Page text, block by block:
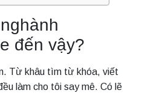
đến vậy?
Từ khâu tìm từ khóa, viết
làm cho tôi say mê. Có lẽ